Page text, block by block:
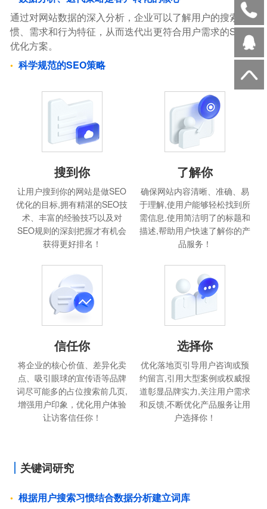
通过对网站数据的深入分析，企业可以了解用户的搜索习
惯、需求和行为特征，从而迭代出更符合用户需求的SEO
优化方案。
科学规范的SEO策略
搜到你
让用户搜到你的网站是做SEO
优化的目标,拥有精湛的SEO技
术、丰富的经验技巧以及对
SEO规则的深刻把握才有机会
获得更好排名！
了解你
确保网站内容清晰、准确、易
于理解,使用户能够轻松找到所
需信息.使用简洁明了的标题和
描述,帮助用户快速了解你的产
品服务！
信任你
将企业的核心价值、差异化卖
点、吸引眼球的宣传语等品牌
词尽可能多的占位搜索前几页,
增强用户印象，优化用户体验
让访客信任你！
选择你
优化落地页引导用户咨询或预
约留言,引用大型案例或权威报
道彰显品牌实力,关注用户需求
和反馈,不断优化产品服务让用
户选择你！
关键词研究
根据用户搜索习惯结合数据分析建立词库